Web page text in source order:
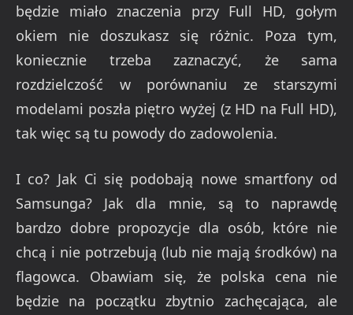
będzie miało znaczenia przy Full HD, gołym
okiem nie doszukasz się różnic. Poza tym,
koniecznie trzeba zaznaczyć, że sama
rozdzielczość w porównaniu ze starszymi
modelami poszła piętro wyżej (z HD na Full HD),
tak więc są tu powody do zadowolenia.
I co? Jak Ci się podobają nowe smartfony od
Samsunga? Jak dla mnie, są to naprawdę
bardzo dobre propozycje dla osób, które nie
chcą i nie potrzebują (lub nie mają środków) na
flagowca. Obawiam się, że polska cena nie
będzie na początku zbytnio zachęcająca, ale